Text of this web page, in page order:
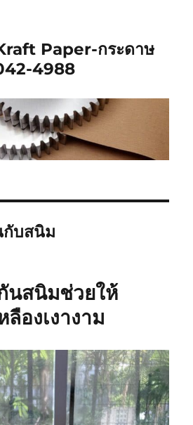
Paper-กระดาษ
4988
บสนิม
นสนิมช่วยให้
ลืองเงางาม